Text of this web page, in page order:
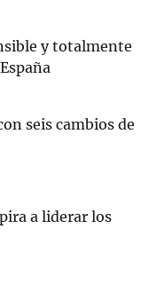
y totalmente
seis cambios de
a liderar los